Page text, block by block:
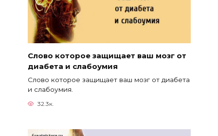
Слово которое защищает ваш мозг от
диабета и слабоумия
Слово которое защищает ваш мозг от диабета
и слабоумия.
32.3к.